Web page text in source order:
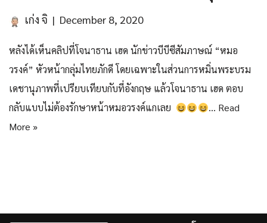
เก่ง จิ December 8, 2020
หลังได้เห็นคลิปที่โจนาธาน เฮด นักข่าวบีบีซีสัมภาษณ์ “หมอ
วรงค์” หัวหน้ากลุ่มไทยภักดี โดยเฉพาะในส่วนการหมิ่นพระบรม
เดชานุภาพที่เปรียบเทียบกับที่อังกฤษ แล้วโจนาธาน เฮด ตอบ
กลับแบบไม่ต้องรักษาหน้าหมอวรงค์แกเลย
… Read
More »